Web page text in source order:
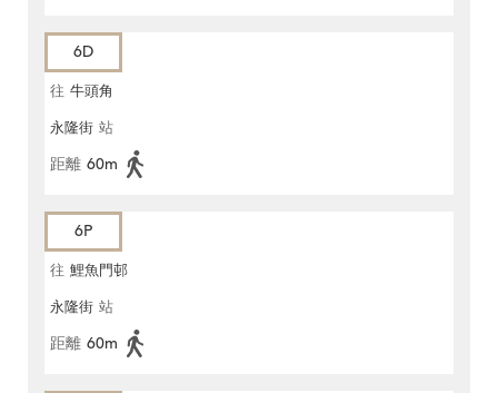
6D
往 牛頭角
永隆街 站
距離 60m
6P
往 鯉魚門邨
永隆街 站
距離 60m